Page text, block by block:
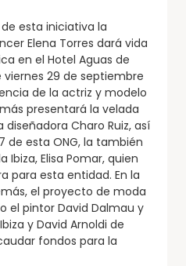
esta iniciativa la
Elena Torres dará vida
en el Hotel Aguas de
viernes 29 de septiembre
de la actriz y modelo
presentará la velada
Charo Ruiz, así
de esta ONG, la también
Ibiza, Elisa Pomar, quien
para esta entidad. En la
el proyecto de moda
el pintor David Dalmau y
y David Arnoldi de
fondos para la